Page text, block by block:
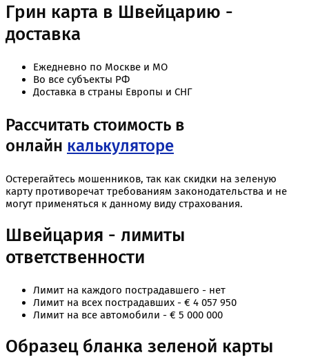
Грин карта в Швейцарию -
доставка
Ежедневно по Москве и МО
Во все субъекты РФ
Доставка в страны Европы и СНГ
Рассчитать стоимость в
онлайн калькуляторе
Остерегайтесь мошенников, так как скидки на зеленую
карту противоречат требованиям законодательства и не
могут применяться к данному виду страхования.
Швейцария - лимиты
ответственности
Лимит на каждого пострадавшего - нет
Лимит на всех пострадавших - € 4 057 950
Лимит на все автомобили - € 5 000 000
Образец бланка зеленой карты